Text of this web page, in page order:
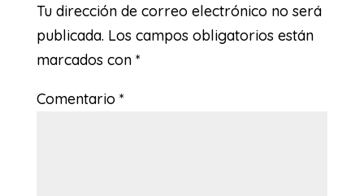
Tu dirección de correo electrónico no será
publicada. Los campos obligatorios están
marcados con *
Comentario *